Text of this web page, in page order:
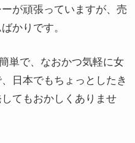
が頑張っていますが、売
かりです。
単で、なおかつ気軽に女
日本でもちょっとしたき
てもおかしくありませ